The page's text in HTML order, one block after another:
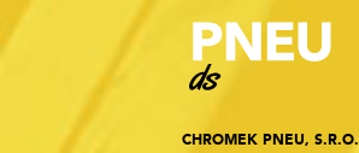
CHROMEK PNEU, S.R.O.